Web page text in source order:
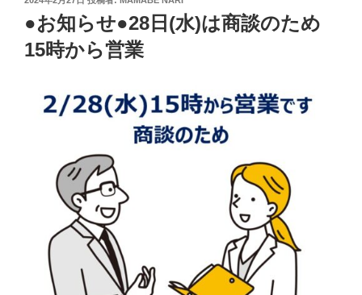
日:
●お知らせ●28日(水)は商談のため
15時から営業